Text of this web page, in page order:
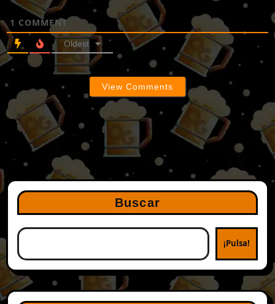
1 COMMENT
Oldest
View Comments
Buscar
¡Pulsa!